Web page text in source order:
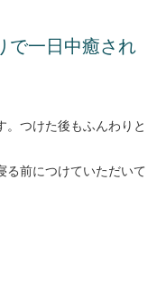
で一日中癒され
つけた後もふんわりと
る前につけていただいて